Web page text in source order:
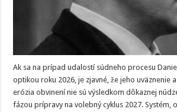
Ak sa na prípad udalostí súdneho procesu
optikou roku 2026, je zjavné, že jeho uväznenie
erózia obvinení nie sú výsledkom dôkaznej
fázou prípravy na volebný cyklus 2027. Systém,